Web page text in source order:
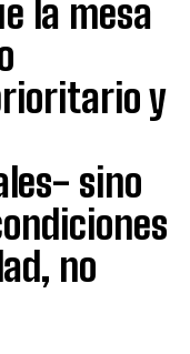
la mesa
y
sino
no